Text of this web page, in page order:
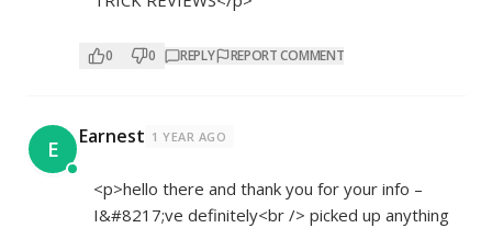
0 0 REPLY REPORT COMMENT
E Earnest 1 YEAR AGO
<p>hello there and thank you for your info –
I&#8217;ve definitely<br /> picked up anything